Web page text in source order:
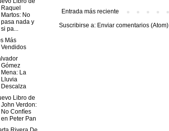
Entrada más reciente
Suscribirse a: Enviar comentarios (Atom)
Raquel
Martos: No
pasa nada y
si pa...
Más
Vendidos
Gómez
Mena: La
Lluvia
Descalza
Libro de
John Verdon:
No Confíes
en Peter Pan